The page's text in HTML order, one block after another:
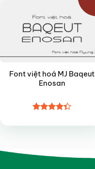
Font việt hoá MJ Baqeut
Enosan
hạng4.35